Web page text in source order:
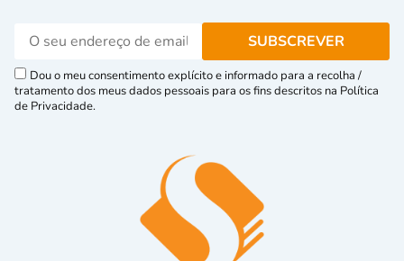
Dou o meu consentimento explícito e informado para a recolha /
tratamento dos meus dados pessoais para os fins descritos na Política
de Privacidade.